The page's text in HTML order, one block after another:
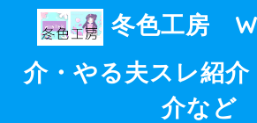
冬色工房
介・やる夫スレ紹
介など